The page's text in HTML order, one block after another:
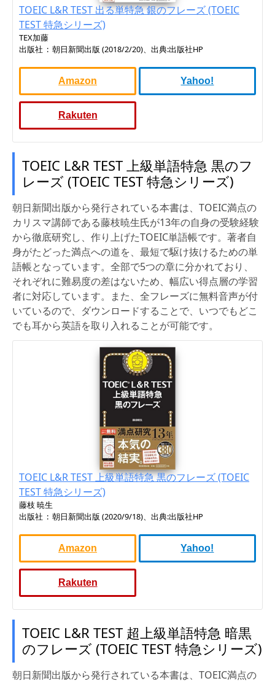
TOEIC L&R TEST 出る単特急 銀のフレーズ (TOEIC
TEST 特急シリーズ)
TEX加藤
出版社 ‏ : ‎ 朝日新聞出版 (2018/2/20)、出典:出版社HP
Amazon Yahoo!
Rakuten
TOEIC L&R TEST 上級単語特急 黒のフ
レーズ (TOEIC TEST 特急シリーズ)
朝日新聞出版から発行されている本書は、TOEIC満点の
カリスマ講師である藤枝暁生氏が13年の自身の受験経験
から徹底研究し、作り上げたTOEIC単語帳です。著者自
身がたどった満点への道を、最短で駆け抜けるための単
語帳となっています。全部で5つの章に分かれており、
それぞれに難易度の差はないため、幅広い得点層の学習
者に対応しています。また、全フレーズに無料音声が付
いているので、ダウンロードすることで、いつでもどこ
でも耳から英語を取り入れることが可能です。
TOEIC L&R TEST 上級単語特急 黒のフレーズ (TOEIC
TEST 特急シリーズ)
藤枝 暁生
出版社 ‏ : ‎ 朝日新聞出版 (2020/9/18)、出典:出版社HP
Amazon Yahoo!
Rakuten
TOEIC L&R TEST 超上級単語特急 暗黒
のフレーズ (TOEIC TEST 特急シリーズ)
朝日新聞出版から発行されている本書は、TOEIC満点の